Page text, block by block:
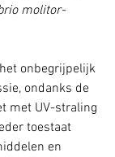
molitor-
onbegrijpelijk
ondanks de
met UV-straling
toestaat
en